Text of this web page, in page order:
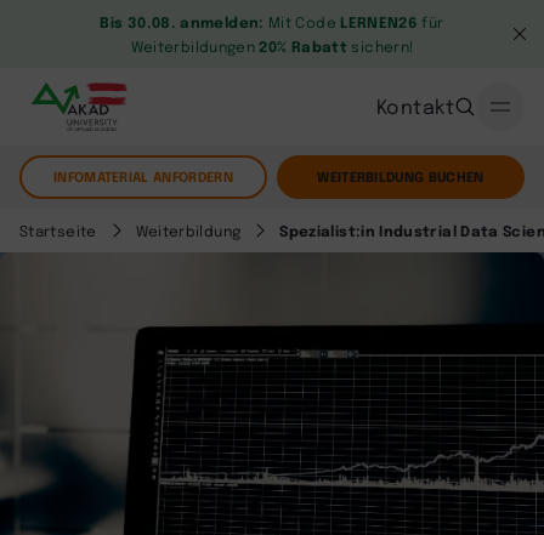
Bis 30.08. anmelden: Mit Code LERNEN26 für
Weiterbildungen20% Rabatt sichern!
Kontakt
INFOMATERIAL ANFORDERN WEITERBILDUNG BUCHEN
Startseite Weiterbildung Spezialist:in Industrial Data